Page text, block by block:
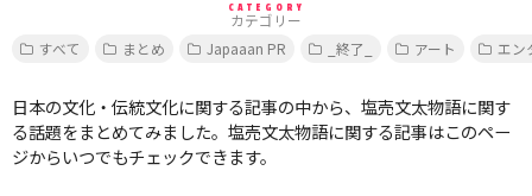
CATEGORY
カテゴリー
すべて
まとめ Japaaan PR _終了_ アート エン
日本の文化・伝統文化に関する記事の中から、塩売文太物語に関す
る話題をまとめてみました。塩売文太物語に関する記事はこのペー
ジからいつでもチェックできます。